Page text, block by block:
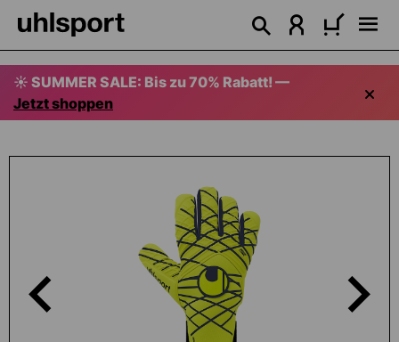
springen
☀️ SUMMER SALE: Bis zu 70% Rabatt! —
Jetzt shoppen